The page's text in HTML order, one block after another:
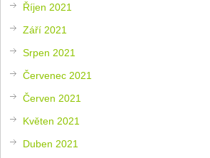
Říjen 2021
Září 2021
Srpen 2021
Červenec 2021
Červen 2021
Květen 2021
Duben 2021